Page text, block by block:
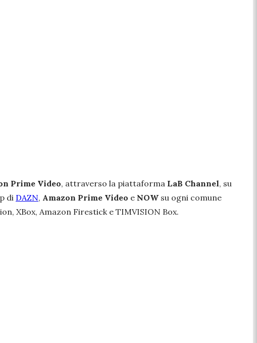
Prime Video, attraverso la piattaforma LaB Channel, su
di DAZN, Amazon Prime Video e NOW su ogni comune
XBox, Amazon Firestick e TIMVISION Box.